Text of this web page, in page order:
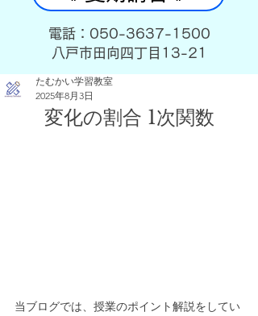
​電話：050-3637-1500
​八戸市田向四丁目13-21
たむかい学習教室
2025年8月3日
変化の割合 1次関数
当ブログでは、授業のポイント解説をしてい